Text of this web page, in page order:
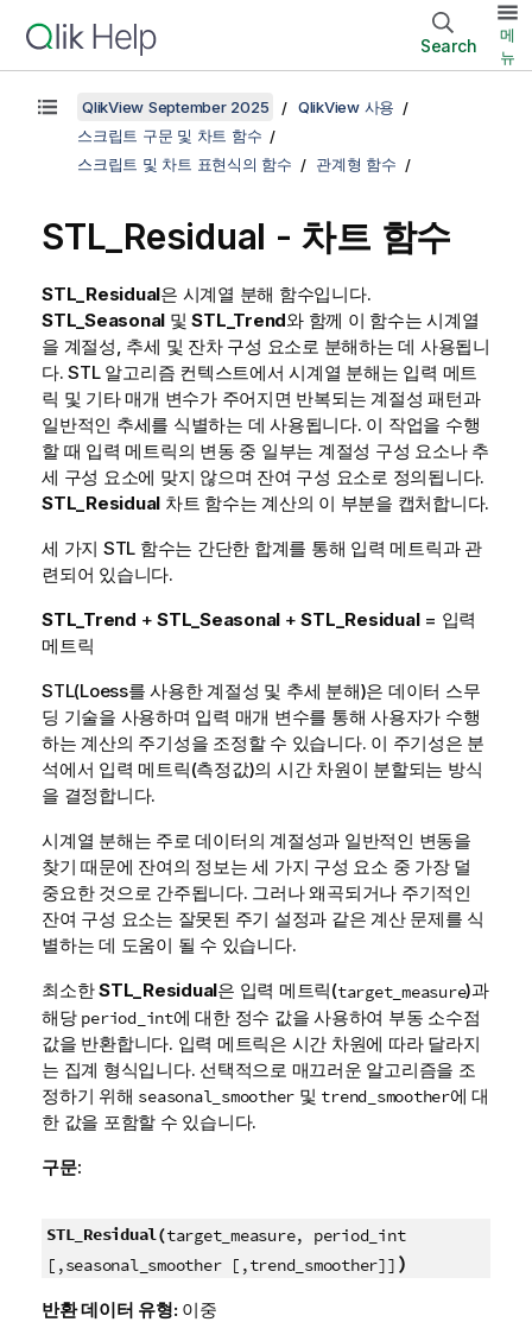
Search
메
뉴
QlikView September 2025
QlikView 사용
스크립트 구문 및 차트 함수
스크립트 및 차트 표현식의 함수
관계형 함수
STL_Residual - 차트 함수
STL_Residual은 시계열 분해 함수입니다.
STL_Seasonal 및STL_Trend와 함께 이 함수는 시계열
을 계절성, 추세 및 잔차 구성 요소로 분해하는 데 사용됩니
다. STL 알고리즘 컨텍스트에서 시계열 분해는 입력 메트
릭 및 기타 매개 변수가 주어지면 반복되는 계절성 패턴과
일반적인 추세를 식별하는 데 사용됩니다. 이 작업을 수행
할 때 입력 메트릭의 변동 중 일부는 계절성 구성 요소나 추
세 구성 요소에 맞지 않으며 잔여 구성 요소로 정의됩니다.
STL_Residual 차트 함수는 계산의 이 부분을 캡처합니다.
세 가지 STL 함수는 간단한 합계를 통해 입력 메트릭과 관
련되어 있습니다.
STL_Trend + STL_Seasonal +STL_Residual= 입력
메트릭
STL(Loess를 사용한 계절성 및 추세 분해)은 데이터 스무
딩 기술을 사용하며 입력 매개 변수를 통해 사용자가 수행
하는 계산의 주기성을 조정할 수 있습니다. 이 주기성은 분
석에서 입력 메트릭(측정값)의 시간 차원이 분할되는 방식
을 결정합니다.
시계열 분해는 주로 데이터의 계절성과 일반적인 변동을
찾기 때문에 잔여의 정보는 세 가지 구성 요소 중 가장 덜
중요한 것으로 간주됩니다. 그러나 왜곡되거나 주기적인
잔여 구성 요소는 잘못된 주기 설정과 같은 계산 문제를 식
별하는 데 도움이 될 수 있습니다.
최소한STL_Residual은 입력 메트릭(target_measure)과
해당 period_int에 대한 정수 값을 사용하여 부동 소수점
값을 반환합니다. 입력 메트릭은 시간 차원에 따라 달라지
는 집계 형식입니다. 선택적으로 매끄러운 알고리즘을 조
정하기 위해 seasonal_smoother 및 trend_smoother에 대
한 값을 포함할 수 있습니다.
구문:
STL_Residual(target_measure, period_int
[,seasonal_smoother [,trend_smoother]] )
반환 데이터 유형: 이중